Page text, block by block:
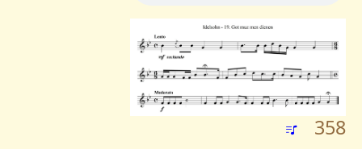
358